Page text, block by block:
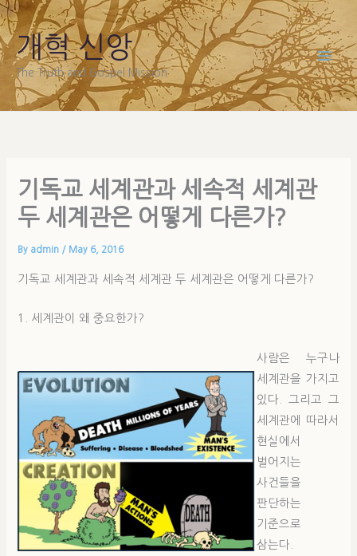
Skip
to
content
개혁 신앙
The Truth and Gospel Mission
기독교 세계관과 세속적 세계관
두 세계관은 어떻게 다른가?
By admin / May 6, 2016
기독교 세계관과 세속적 세계관 두 세계관은 어떻게 다른가?
1. 세계관이 왜 중요한가?
사람은 누구나
세계관을 가지고
있다. 그리고 그
세계관에 따라서
현실에서
벌어지는
사건들을
판단하는
기준으로
삼는다.